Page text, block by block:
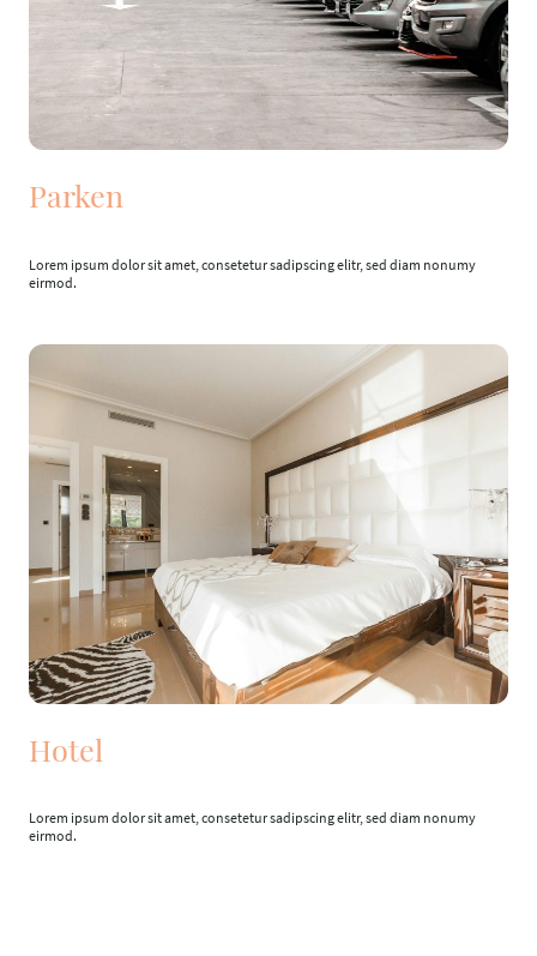
Parken
Lorem ipsum dolor sit amet, consetetur sadipscing elitr, sed diam nonumy
eirmod.
Hotel
Lorem ipsum dolor sit amet, consetetur sadipscing elitr, sed diam nonumy
eirmod.